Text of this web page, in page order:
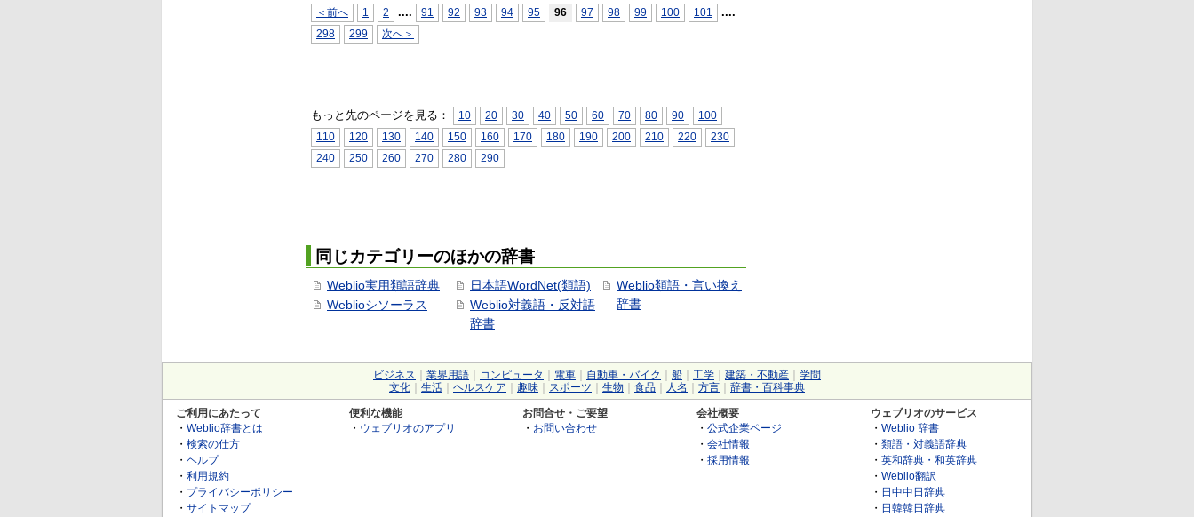
＜前へ 1 2 .... 91 92 93 94 95 96 97 98 99 100 101 ....
298 299 次へ＞
もっと先のページを見る： 10 20 30 40 50 60 70 80 90
100
110
120 130 140 150 160 170 180 190 200 210 220
230
240
250 260 270 280 290
同じカテゴリーのほかの辞書
Weblio実用類語辞典
Weblioシソーラス
日本語WordNet(類語)
Weblio対義語・反対語
辞書
Weblio類語・言い換え
辞書
ビジネス 業界用語 コンピュータ 電車 自動車・バイク 船 工学 建築・不動産
学問
文化
生活 ヘルスケア 趣味 スポーツ 生物 食品 人名 方言 辞書・百科事典
ご利用にあたって
・ Weblio辞書とは
・ 検索の仕方
・ ヘルプ
・ 利用規約
・ プライバシーポリシー
・ サイトマップ
便利な機能
・ ウェブリオのアプリ
お問合せ・ご要望
・ お問い合わせ
会社概要
・ 公式企業ページ
・ 会社情報
・ 採用情報
ウェブリオのサービス
・ Weblio 辞書
・ 類語・対義語辞典
・ 英和辞典・和英辞典
・ Weblio翻訳
・ 日中中日辞典
・ 日韓韓日辞典